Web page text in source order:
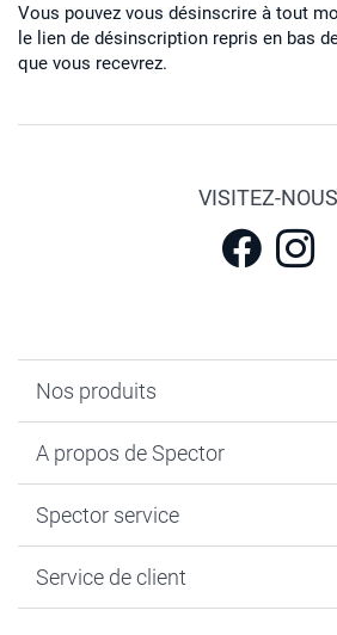
Vous pouvez vous désinscrire à tout
le lien de désinscription repris en bas
que vous recevrez.
VISITEZ-NOUS
Nos produits
Faire-part & Cartes
Livre photo
Développement photo & Tirage photo
A propos de Spector
Plan du site
Vie privée
Spector service
smartbonus
Service de client